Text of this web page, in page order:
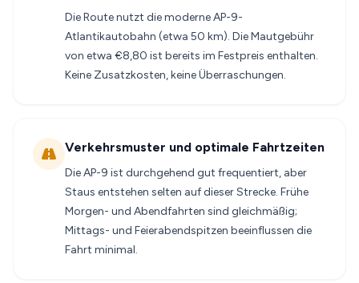
Die Route nutzt die moderne AP-9-
Atlantikautobahn (etwa 50 km). Die Mautgebühr
von etwa €8,80 ist bereits im Festpreis enthalten.
Keine Zusatzkosten, keine Überraschungen.
Verkehrsmuster und optimale Fahrtzeiten
Die AP-9 ist durchgehend gut frequentiert, aber
Staus entstehen selten auf dieser Strecke. Frühe
Morgen- und Abendfahrten sind gleichmäßig;
Mittags- und Feierabendspitzen beeinflussen die
Fahrt minimal.